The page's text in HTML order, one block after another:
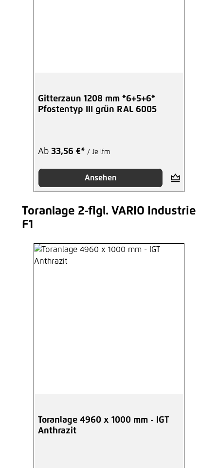
Gitterzaun 1208 mm *6+5+6*
Pfostentyp III grün RAL 6005
Ab 33,56 €* / Je lfm
Ansehen
Produktgalerie überspringen
Toranlage 2-flgl. VARIO Industrie
F1
Toranlage 4960 x 1000 mm - IGT
Anthrazit